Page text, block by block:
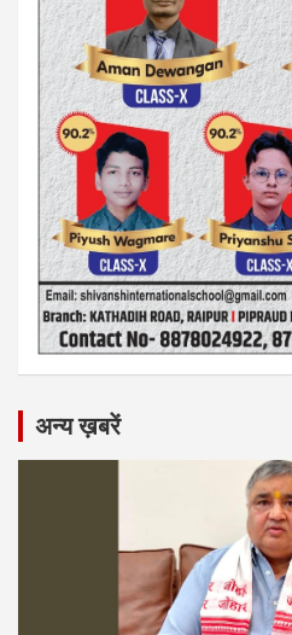
अन्य ख़बरें